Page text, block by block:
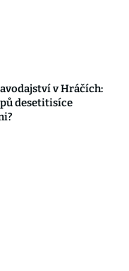
v Hráčích:
desetitisíce